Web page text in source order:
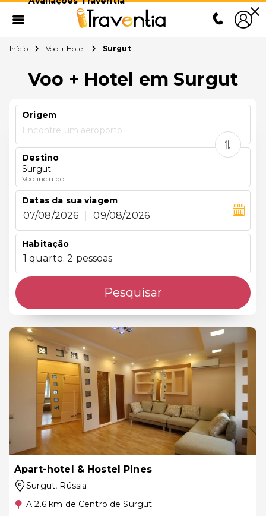
Início Voo + Hotel Surgut
Voo + Hotel em Surgut
Origem
Encontre um aeroporto
Destino
Surgut
Voo incluído
Datas da sua viagem
07/08/2026 09/08/2026
Habitação
1 quarto. 2 pessoas
Pesquisar
Apart-hotel & Hostel Pines
Surgut, Rússia
A 2.6 km de Centro de Surgut